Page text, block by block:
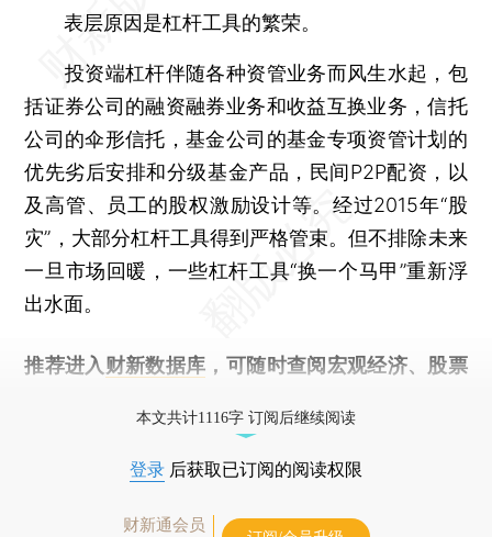
表层原因是杠杆工具的繁荣。
投资端杠杆伴随各种资管业务而风生水起，包
括证券公司的融资融券业务和收益互换业务，信托
公司的伞形信托，基金公司的基金专项资管计划的
优先劣后安排和分级基金产品，民间P2P配资，以
及高管、员工的股权激励设计等。经过2015年“股
灾”，大部分杠杆工具得到严格管束。但不排除未来
一旦市场回暖，一些杠杆工具“换一个马甲”重新浮
出水面。
推荐进入 财新数据库 ，可随时查阅宏观经济、股票
本文共计1116字 订阅后继续阅读
登录 后获取已订阅的阅读权限
财新通会员